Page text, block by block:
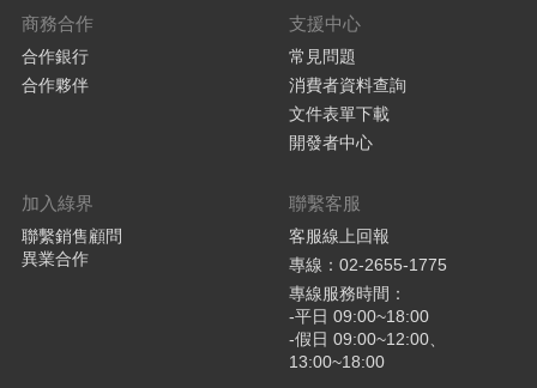
商務合作
合作銀行
合作夥伴
支援中心
常見問題
消費者資料查詢
文件表單下載
開發者中心
加入綠界
聯繫銷售顧問
異業合作
聯繫客服
客服線上回報
專線：02-2655-1775
專線服務時間：
-平日 09:00~18:00
-假日 09:00~12:00、
13:00~18:00